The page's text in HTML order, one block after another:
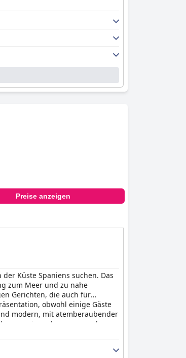
Preise anzeigen
Küste Spaniens suchen. Das
zum Meer und zu nahe
Gerichten, die auch für
obwohl einige Gäste
modern, mit atemberaubender
von einem hervorragend
und erstklassig und
auf das Meer. Das Hotel ist ideal
Ergänzung zu einem